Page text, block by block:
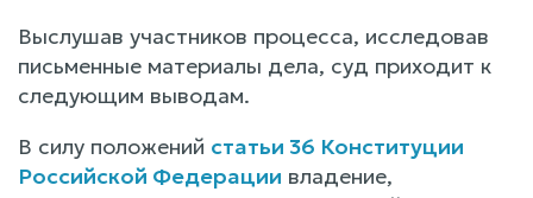
Выслушав участников процесса, исследовав
письменные материалы дела, суд приходит к
следующим выводам.
В силу положений статьи 36 Конституции
Российской Федерации владение,